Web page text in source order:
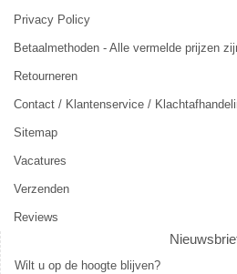
Privacy Policy
Betaalmethoden - Alle vermelde prijzen
Retourneren
Contact / Klantenservice /
Sitemap
Vacatures
Verzenden
Reviews
Wilt u op de hoogte blijven?